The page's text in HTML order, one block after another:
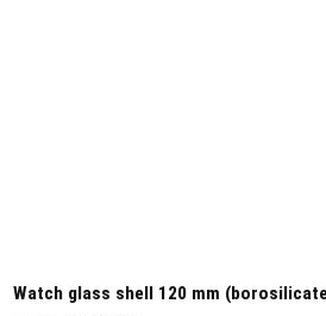
Watch glass shell 120 mm